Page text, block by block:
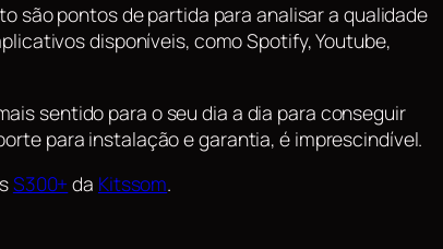
são pontos de partida para analisar a qualidade
disponíveis, como Spotify, Youtube,
sentido para o seu dia a dia para conseguir
para instalação e garantia, é imprescindível.
S300+ da Kitssom.